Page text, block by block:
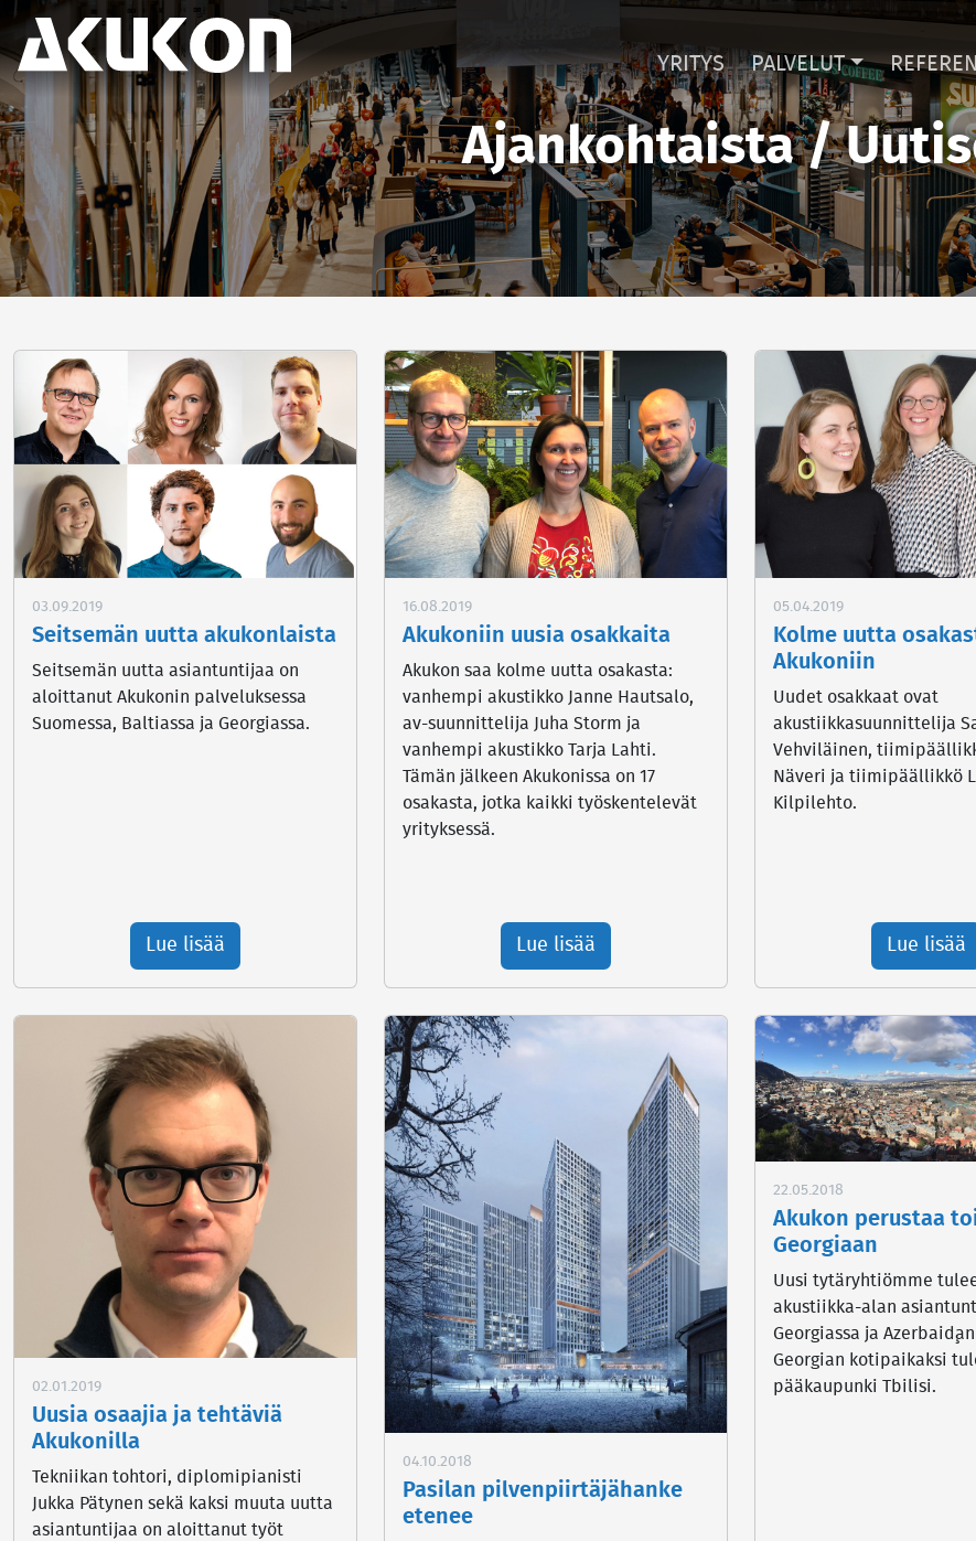
Akukon
YRITYS PALVELUT
Ajankohtaista /
03.09.2019
Seitsemän uutta akukonlaista
Seitsemän uutta asiantuntijaa on
aloittanut Akukonin palveluksessa
Suomessa, Baltiassa ja Georgiassa.
Lue lisää
16.08.2019
Akukoniin uusia osakkaita
Akukon saa kolme uutta osakasta:
vanhempi akustikko Janne Hautsalo,
av-suunnittelija Juha Storm ja
vanhempi akustikko Tarja Lahti.
Tämän jälkeen Akukonissa on 17
osakasta, jotka kaikki työskentelevät
yrityksessä.
Lue lisää
05.04.2019
Kolme uutta
Akukoniin
Uudet osakkaat ovat
akustiikkasuunnittelija
Vehviläinen,
Näveri ja tiimipäällikkö
Kilpilehto.
Lue lisää
02.01.2019
Uusia osaajia ja tehtäviä
Akukonilla
Tekniikan tohtori, diplomipianisti
Jukka Pätynen sekä kaksi muuta uutta
asiantuntijaa on aloittanut työt
04.10.2018
Pasilan pilvenpiirtäjähanke
etenee
22.05.2018
Akukon perustaa
Georgiaan
Uusi tytäryhtiömme
akustiikka-alan
Georgiassa ja
Georgian kotipaikaksi
pääkaupunki Tbilisi.